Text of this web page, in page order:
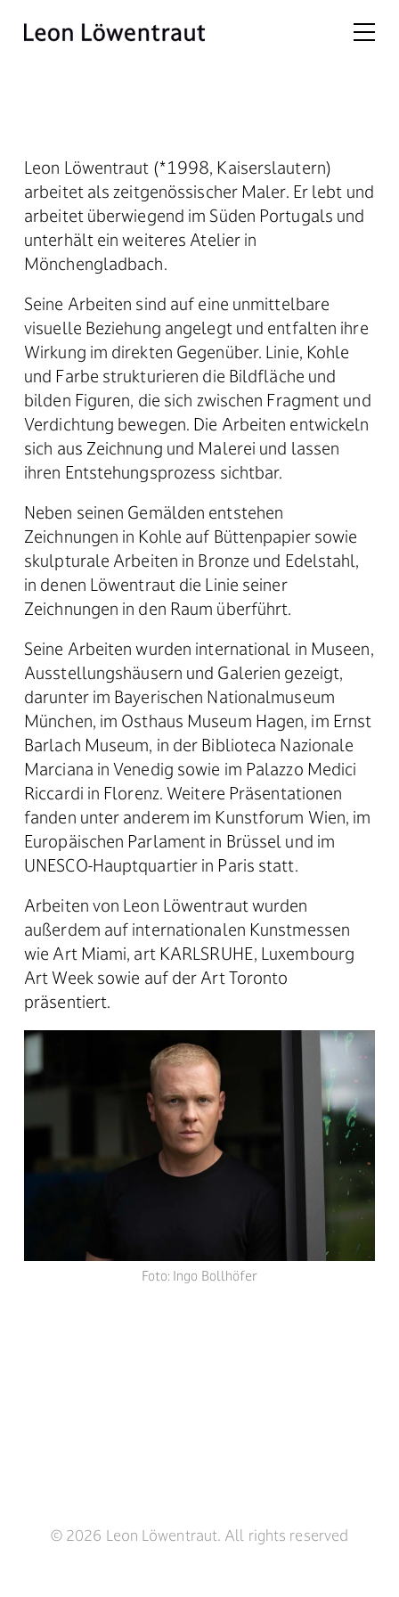
Leon Löwentraut (*1998, Kaiserslautern)
arbeitet als zeitgenössischer Maler. Er lebt und
arbeitet überwiegend im Süden Portugals und
unterhält ein weiteres Atelier in
Mönchengladbach.
Seine Arbeiten sind auf eine unmittelbare
visuelle Beziehung angelegt und entfalten ihre
Wirkung im direkten Gegenüber. Linie, Kohle
und Farbe strukturieren die Bildfläche und
bilden Figuren, die sich zwischen Fragment und
Verdichtung bewegen. Die Arbeiten entwickeln
sich aus Zeichnung und Malerei und lassen
ihren Entstehungsprozess sichtbar.
Neben seinen Gemälden entstehen
Zeichnungen in Kohle auf Büttenpapier sowie
skulpturale Arbeiten in Bronze und Edelstahl,
in denen Löwentraut die Linie seiner
Zeichnungen in den Raum überführt.
Seine Arbeiten wurden international in Museen,
Ausstellungshäusern und Galerien gezeigt,
darunter im Bayerischen Nationalmuseum
München, im Osthaus Museum Hagen, im Ernst
Barlach Museum, in der Biblioteca Nazionale
Marciana in Venedig sowie im Palazzo Medici
Riccardi in Florenz. Weitere Präsentationen
fanden unter anderem im Kunstforum Wien, im
Europäischen Parlament in Brüssel und im
UNESCO-Hauptquartier in Paris statt.
Arbeiten von Leon Löwentraut wurden
außerdem auf internationalen Kunstmessen
wie Art Miami, art KARLSRUHE, Luxembourg
Art Week sowie auf der Art Toronto
präsentiert.
Foto: Ingo Bollhöfer
© 2026 Leon Löwentraut. All rights reserved